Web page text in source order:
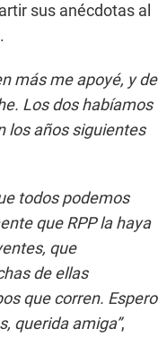
sus anécdotas al
más me apoyé, y de
Los dos habíamos
los años siguientes
todos podemos
que RPP la haya
que
de ellas
que corren. Espero
querida amiga”,